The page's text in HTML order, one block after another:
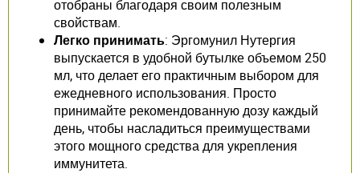
отобраны благодаря своим полезным
свойствам.
Легко принимать: Эргомунил Нутергия
выпускается в удобной бутылке объемом 250
мл, что делает его практичным выбором для
ежедневного использования. Просто
принимайте рекомендованную дозу каждый
день, чтобы насладиться преимуществами
этого мощного средства для укрепления
иммунитета.